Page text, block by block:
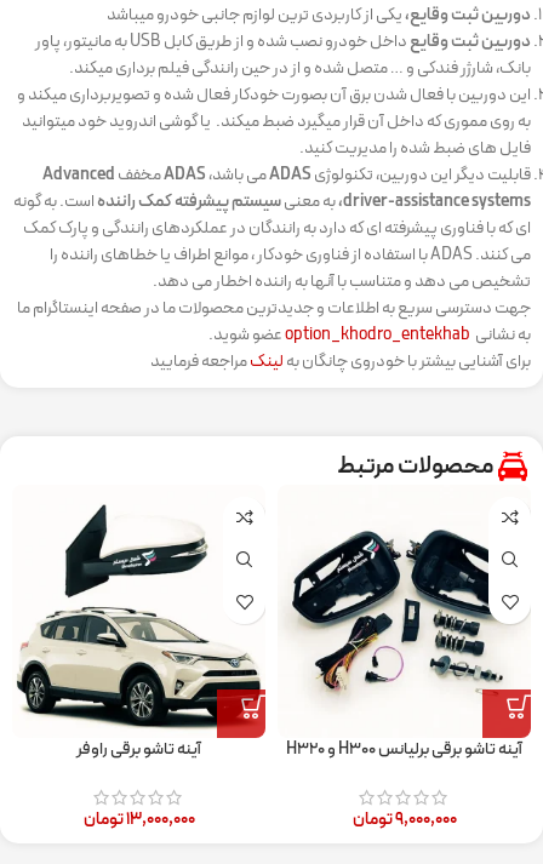
دوربین ثبت وقایع،یکی از کاربردی ترین لوازم جانبی خودرو میباشد
دوربین ثبت وقایع
داخل خودرو نصب شده و از طریق کابل USB به مانیتور، پاور
بانک، شارژر فندکی و … متصل شده و از در حین رانندگی فیلم برداری میکند.
این دوربین با فعال شدن برق آن بصورت خودکار فعال شده و تصویربرداری میکند و
به روی مموری که داخل آن قرار میگیرد ضبط میکند. یا گوشی اندروید خود میتوانید
فایل های ضبط شده را مدیریت کنید.
قابلیت دیگر این دوربین، تکنولوژیADASمی باشد،ADASمخففAdvanced
driver-assistance systems، به معنیسیستم پیشرفته کمک رانندهاست. به گونه
ای کهبا فناوری پیشرفته ای که دارد به رانندگان در عملکردهای رانندگی و پارک کمک
می کنند.
ADAS با استفاده از فناوری خودکار ، موانع اطراف یا خطاهای راننده را
تشخیص می دهد و متناسب با آنها به راننده اخطار می دهد.
جهت دسترسی سریع به اطلاعات و جدیدترین محصولات ما در صفحه اینستاگرام ما
به نشانی option_khodro_entekhabعضو شوید.
برای آشنایی بیشتر با خودروی چانگان بهلینکمراجعه فرمایید
محصولات مرتبط
آینه تاشو برقی برلیانس H۳۰۰ و H۳۲۰
۹,۰۰۰,۰۰۰تومان
آینه تاشو برقی راوفر
۱۳,۰۰۰,۰۰۰تومان